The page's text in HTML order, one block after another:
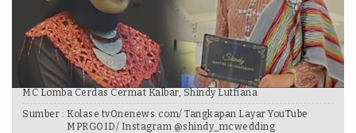
MC Lomba Cerdas Cermat Kalbar, Shindy Lutfiana
Sumber : Kolase tvOnenews.com/ Tangkapan Layar YouTube
MPRGOID/ Instagram @shindy_mcwedding